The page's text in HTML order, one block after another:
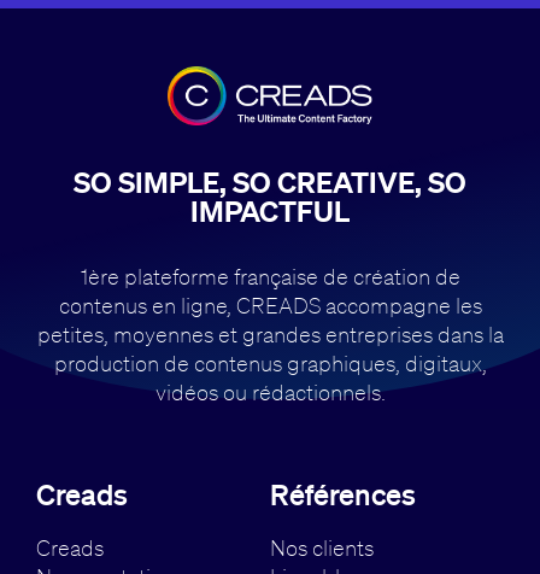
SO SIMPLE, SO CREATIVE, SO
IMPACTFUL
1ère plateforme française de création de
contenus en ligne, CREADS accompagne les
petites, moyennes et grandes entreprises dans la
production de contenus graphiques, digitaux,
vidéos ou rédactionnels.
Creads
Creads
Références
Nos clients